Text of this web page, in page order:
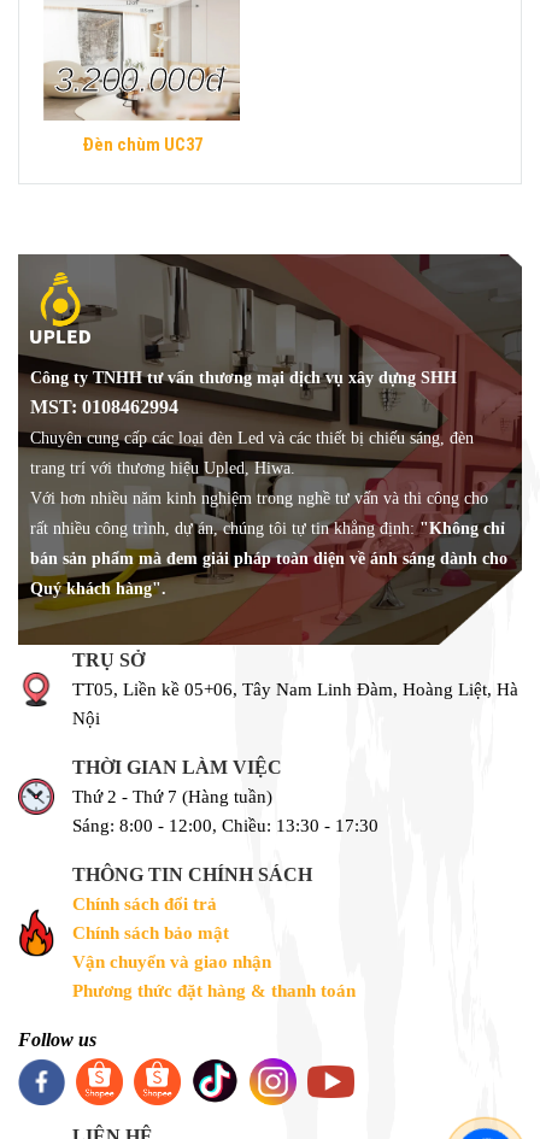
Đèn chùm UC37
3.200.000đ
Công ty TNHH tư vấn thương mại dịch vụ xây dựng SHH
MST: 0108462994
Chuyên cung cấp các loại đèn Led và các thiết bị chiếu sáng, đèn
trang trí với thương hiệu Upled, Hiwa.
Với hơn nhiều năm kinh nghiệm trong nghề tư vấn và thi công cho
rất nhiều công trình, dự án, chúng tôi tự tin khẳng định:"Không chỉ
bán sản phẩm mà đem giải pháp toàn diện về ánh sáng dành cho
Quý khách hàng".
TRỤ SỞ
TT05, Liền kề 05+06, Tây Nam Linh Đàm, Hoàng Liệt, Hà
Nội
THỜI GIAN LÀM VIỆC
Thứ 2 - Thứ 7 (Hàng tuần)
Sáng: 8:00 - 12:00, Chiều: 13:30 - 17:30
THÔNG TIN CHÍNH SÁCH
Chính sách đổi trả
Chính sách bảo mật
Vận chuyển và giao nhận
Phương thức đặt hàng & thanh toán
Follow us